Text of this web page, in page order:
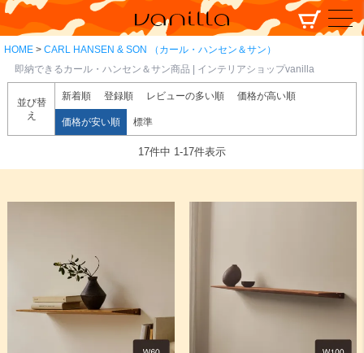
HOME
CARL HANSEN & SON （カール・ハンセン＆サン）
即納できるカール・ハンセン＆サン商品 | インテリアショップvanilla
並び替
え
新着順 登録順 レビューの多い順 価格が高い順
価格が安い順 標準
17件中 1-17件表示